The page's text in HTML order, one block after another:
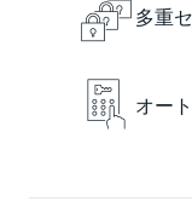
多重
オー